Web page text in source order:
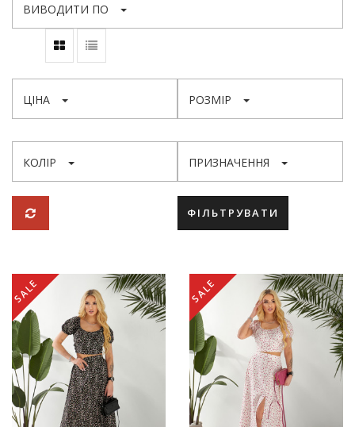
ВИВОДИТИ ПО
ЦІНА РОЗМІР
КОЛІР ПРИЗНАЧЕННЯ
ФІЛЬТРУВАТИ
SALE SALE